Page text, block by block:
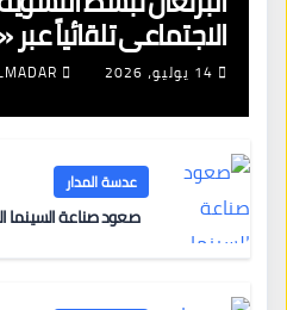
جديدة لتجديد الإقامات
14 يوليو، 2026
عدسة المدار
صعود صناعة السينما